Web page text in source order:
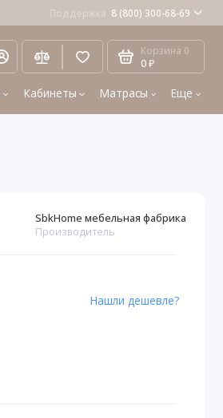
Поддержка 8 (800) 300-68-69
Корзина 0
0 ₽
Кабинеты Матрасы Еще
SbkHome мебельная фабрика
Производитель
Нашли дешевле?